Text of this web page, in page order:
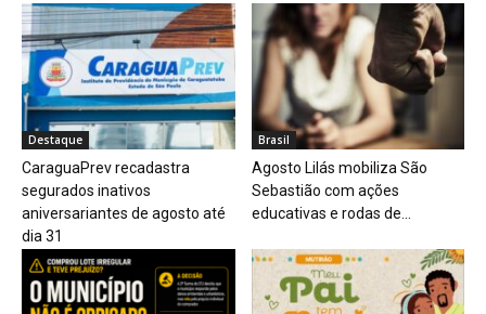
Destaque
CaraguaPrev recadastra
segurados inativos
aniversariantes de agosto até
dia 31
Brasil
Agosto Lilás mobiliza São
Sebastião com ações
educativas e rodas de...